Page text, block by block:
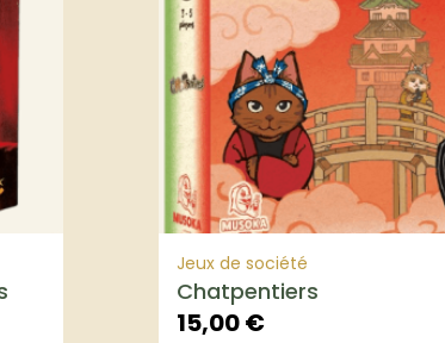
Jeux de société
Chatpentiers
15,00€